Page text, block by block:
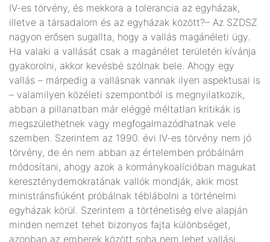
IV-es törvény, és mekkora a tolerancia az egyházak,
illetve a társadalom és az egyházak között?– Az SZDSZ
nagyon erősen sugallta, hogy a vallás magánéleti ügy.
Ha valaki a vallását csak a magánélet területén kívánja
gyakorolni, akkor kevésbé szólnak bele. Ahogy egy
vallás – márpedig a vallásnak vannak ilyen aspektusai is
– valamilyen közéleti szempontból is megnyilatkozik,
abban a pillanatban már eléggé méltatlan kritikák is
megszülethetnek vagy megfogalmazódhatnak vele
szemben. Szerintem az 1990. évi IV-es törvény nem jó
törvény, de én nem abban az értelemben próbálnám
módosítani, ahogy azok a kormánykoalícióban magukat
kereszténydemokratának vallók mondják, akik most
ministránsfiúként próbálnak téblábolni a történelmi
egyházak körül. Szerintem a történetiség elve alapján
minden nemzet tehet bizonyos fajta különbséget,
azonban az emberek között soha nem lehet vallási